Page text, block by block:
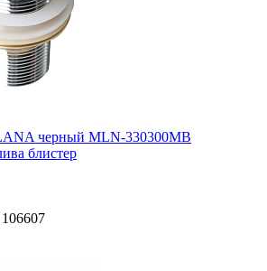
черный MLN-330300MB
блистер